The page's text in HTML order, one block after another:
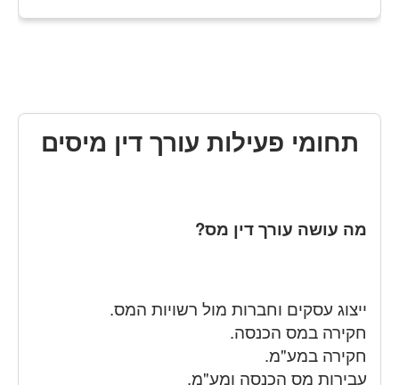
תחומי פעילות עורך דין מיסים
מה עושה עורך דין מס?
ייצוג עסקים וחברות מול רשויות המס.
חקירה במס הכנסה.
חקירה במע"מ.
עבירות מס הכנסה ומע"מ.